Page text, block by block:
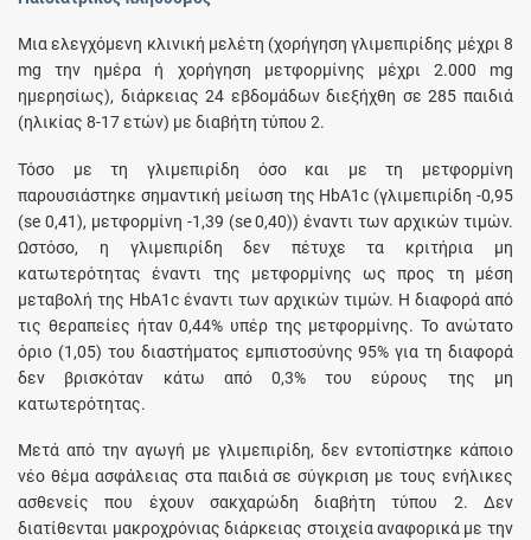
Μια ελεγχόμενη κλινική μελέτη (χορήγηση γλιμεπιρίδης μέχρι 8
mg την ημέρα ή χορήγηση μετφορμίνης μέχρι 2.000 mg
ημερησίως), διάρκειας 24 εβδομάδων διεξήχθη σε 285 παιδιά
(ηλικίας 8-17 ετών) με διαβήτη τύπου 2.
Τόσο με τη γλιμεπιρίδη όσο και με τη μετφορμίνη
παρουσιάστηκε σημαντική μείωση της HbA1c (γλιμεπιρίδη -0,95
(se 0,41), μετφορμίνη -1,39 (se 0,40)) έναντι των αρχικών τιμών.
Ωστόσο, η γλιμεπιρίδη δεν πέτυχε τα κριτήρια μη
κατωτερότητας έναντι της μετφορμίνης ως προς τη μέση
μεταβολή της HbA1c έναντι των αρχικών τιμών. Η διαφορά από
τις θεραπείες ήταν 0,44% υπέρ της μετφορμίνης. Το ανώτατο
όριο (1,05) του διαστήματος εμπιστοσύνης 95% για τη διαφορά
δεν βρισκόταν κάτω από 0,3% του εύρους της μη
κατωτερότητας.
Μετά από την αγωγή με γλιμεπιρίδη, δεν εντοπίστηκε κάποιο
νέο θέμα ασφάλειας στα παιδιά σε σύγκριση με τους ενήλικες
ασθενείς που έχουν σακχαρώδη διαβήτη τύπου 2. Δεν
διατίθενται μακροχρόνιας διάρκειας στοιχεία αναφορικά με την